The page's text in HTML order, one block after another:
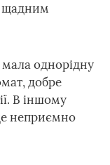
щадним
однорідну
добре
В іншому
неприємно